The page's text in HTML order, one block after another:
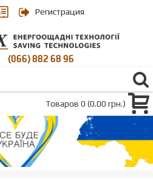
Регистрация
(066) 882 68 96
Товаров 0 (0.00 грн.)